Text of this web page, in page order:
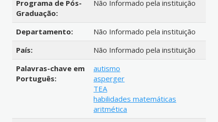
Programa de Pós-
Graduação:
Não Informado pela instituição
Departamento:
Não Informado pela instituição
País:
Não Informado pela instituição
Palavras-chave em
Português:
autismo
asperger
TEA
habilidades matemáticas
aritmética